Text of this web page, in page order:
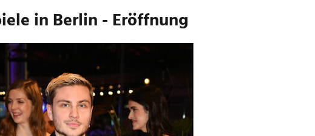
in Berlin - Eröffnung